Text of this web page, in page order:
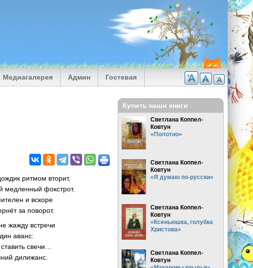
Медиагалерея Админ Гостевая
ритмом вторит,
медленный фокстрот.
и вскоре
за поворот.
жажду встречи
аванс:
свечи…
дилижанс.
Купить наши книги
Светлана Коппел-
Ковтун
«Полотно»
Светлана Коппел-
Ковтун
«Я думаю по-русски»
Светлана Коппел-
Ковтун
«Ксеньюшка, голубка
Христова»
Светлана Коппел-
Ковтун